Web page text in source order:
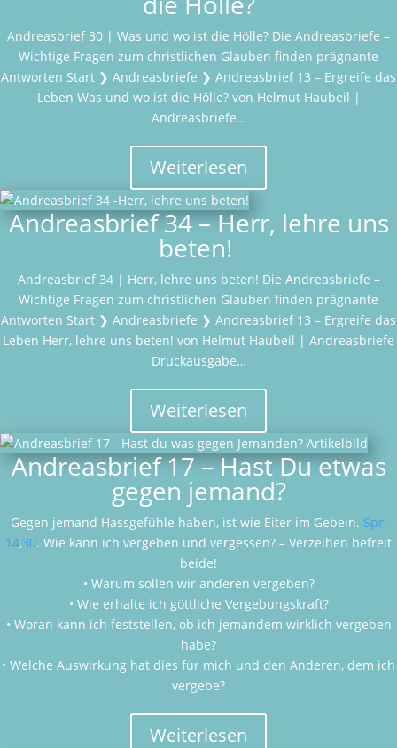
Andreasbrief 30 | Was und wo ist die Hölle? Die Andreasbriefe –
Wichtige Fragen zum christlichen Glauben finden prägnante
Antworten Start ❯ Andreasbriefe ❯ Andreasbrief 13 – Ergreife das
Leben Was und wo ist die Hölle? von Helmut Haubeil |
Andreasbriefe…
Weiterlesen
Andreasbrief 34 – Herr, lehre uns
beten!
Andreasbrief 34 | Herr, lehre uns beten! Die Andreasbriefe –
Wichtige Fragen zum christlichen Glauben finden prägnante
Antworten Start ❯ Andreasbriefe ❯ Andreasbrief 13 – Ergreife das
Leben Herr, lehre uns beten! von Helmut Haubeil | Andreasbriefe
Druckausgabe…
Weiterlesen
Andreasbrief 17 – Hast Du etwas
gegen jemand?
Gegen jemand Hassgefühle haben, ist wie Eiter im Gebein. Spr.
14,30. Wie kann ich vergeben und vergessen? – Verzeihen befreit
beide!
• Warum sollen wir anderen vergeben?
• Wie erhalte ich göttliche Vergebungskraft?
• Woran kann ich feststellen, ob ich jemandem wirklich vergeben
habe?
• Welche Auswirkung hat dies für mich und den Anderen, dem ich
vergebe?
Weiterlesen